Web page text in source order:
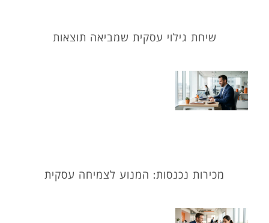
שיחת גילוי עסקית שמביאה תוצאות
מכירות נכנסות: המנוע לצמיחה עסקית